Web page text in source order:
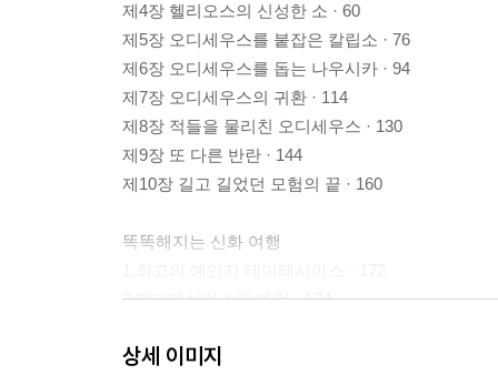
제4장 헬리오스의 신성한 소 · 60
제5장 오디세우스를 붙잡은 칼립소 · 76
제6장 오디세우스를 돕는 나우시카 · 94
제7장 오디세우스의 귀환 · 114
제8장 적들을 물리친 오디세우스 · 130
제9장 또 다른 반란 · 144
제10장 길고 길었던 모험의 끝 · 160
똑똑해지는 신화 여행
2.테이레시아스의 예언 · 174
4.스킬라와 카립디스 · 178
상세 이미지